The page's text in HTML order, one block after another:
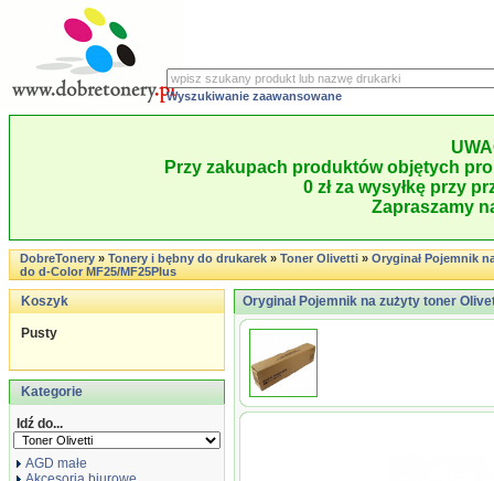
Wyszukiwanie zaawansowane
Przy zakupach produktów objętych
0 zł za wysyłkę przy
Zapraszamy
DobreTonery»Tonery i bębny do drukarek»Toner Olivetti»Oryginał Pojemnik
do d-Color MF25/MF25Plus
Koszyk
Pusty
Kategorie
Idź do...
AGD małe
Oryginał Pojemnik na zużyty toner